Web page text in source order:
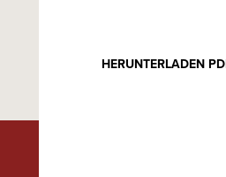
HERUNTERLADEN